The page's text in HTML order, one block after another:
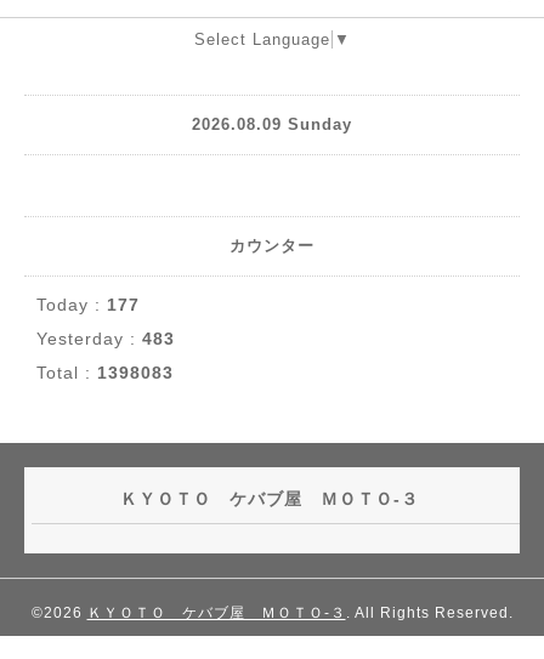
Select Language ▼
2026.08.09 Sunday
カウンター
Today : 177
Yesterday : 483
Total : 1398083
ＫＹＯＴＯ ケバブ屋 ＭＯＴＯ-３
©2026 ＫＹＯＴＯ ケバブ屋 ＭＯＴＯ-３ . All Rights Reserved.